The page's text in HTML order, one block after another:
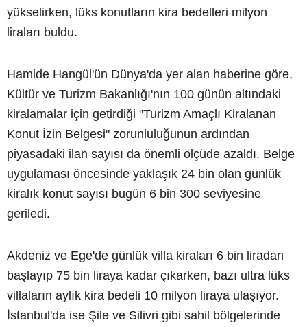
yükselirken, lüks konutların kira bedelleri milyon
liraları buldu.
Hamide Hangül'ün Dünya'da yer alan haberine göre,
Kültür ve Turizm Bakanlığı'nın 100 günün altındaki
kiralamalar için getirdiği "Turizm Amaçlı Kiralanan
Konut İzin Belgesi" zorunluluğunun ardından
piyasadaki ilan sayısı da önemli ölçüde azaldı. Belge
uygulaması öncesinde yaklaşık 24 bin olan günlük
kiralık konut sayısı bugün 6 bin 300 seviyesine
geriledi.
Akdeniz ve Ege'de günlük villa kiraları 6 bin liradan
başlayıp 75 bin liraya kadar çıkarken, bazı ultra lüks
villaların aylık kira bedeli 10 milyon liraya ulaşıyor.
İstanbul'da ise Şile ve Silivri gibi sahil bölgelerinde